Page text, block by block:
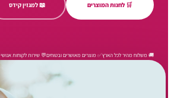
🛒 לחנות המוצרים 📖 למגזין קידס
🚚 משלוח מהיר לכל הארץ✅ מוצרים מאושרים ובטוחים💬 שירות לקוחות אנושי